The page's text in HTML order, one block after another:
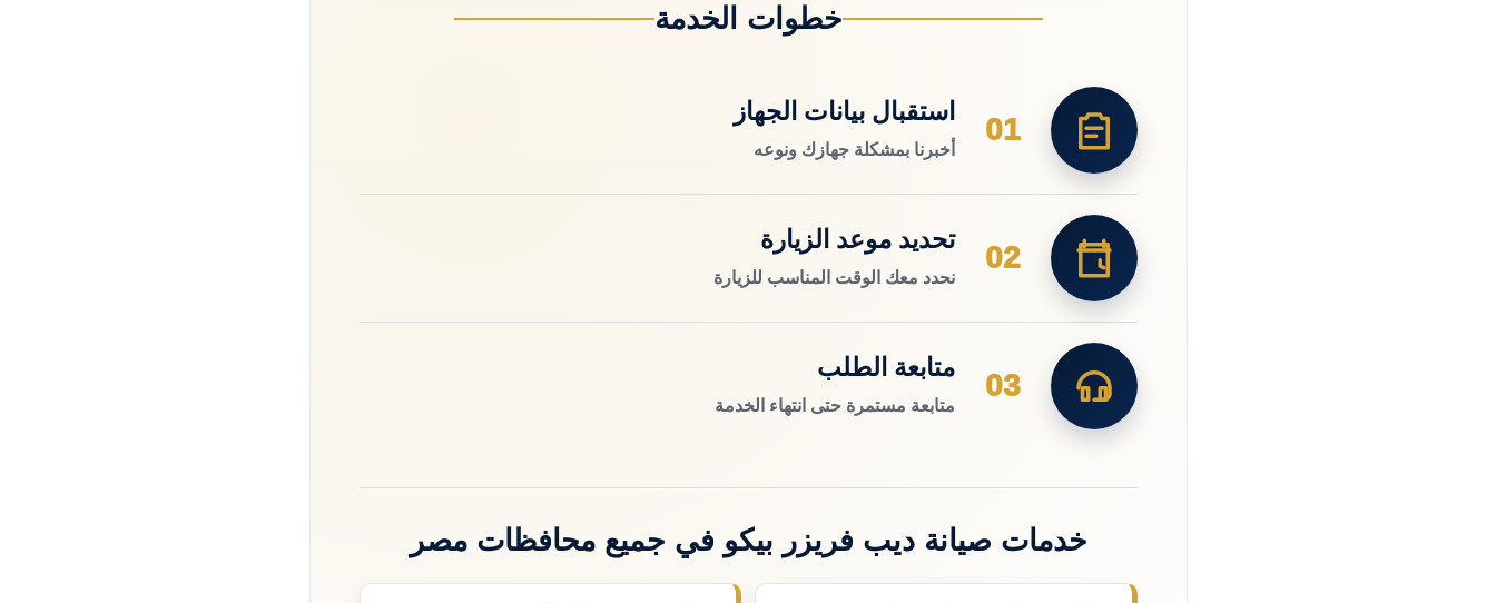
خطوات الخدمة
01
استقبال بيانات الجهاز
أخبرنا بمشكلة جهازك ونوعه
02
تحديد موعد الزيارة
نحدد معك الوقت المناسب للزيارة
03
متابعة الطلب
متابعة مستمرة حتى انتهاء الخدمة
خدمات صيانة ديب فريزر بيكو في جميع محافظات مصر